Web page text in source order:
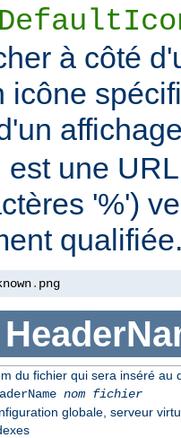
à côté
icône
est une
'%')
. png
du fichier qui sera inséré au
nom fichier
globale, serveur